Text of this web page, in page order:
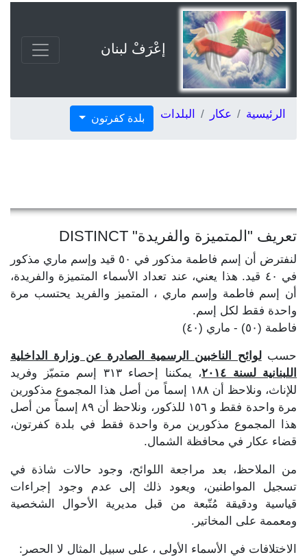
إعْرَفْ لبنان
الرئيسية عكار البلدات بلدة كفرتون
تعريف "المتميزة والفريدة" DISTINCT
لنفترض أن إسم فاطمة مذكور في ٥٠ قيد وإسم ماري مذكور
في ٤٠ قيد. هذا يعني، عند تعداد الأسماء المتميزة والفريدة،
أن إسم فاطمة وإسم ماري ، المتميز والفريد يحتسب مرة
واحدة فقط لكل إسم.
فاطمة (٥٠) - ماري (٤٠)
حسبلوائح الناخبين الرسمية الصادرة عن وزارة الداخلية
اللبنانية لسنة ٢٠١٤
، يمكننا إحصاء ٣١٣ إسم متميّز وفريد
للإناث، ونلاحظ أن ١٨٨ إسماً من أصل هذا المجموع مذكورين
مرة واحدة فقط و ١٥٦ للذكور، ونلاحظ أن ٨٩ إسماً من أصل
هذا المجموع مذكورين مرة واحدة فقط في بلدة كفرتون،
قضاء عكار في محافظة الشمال.
من الملاحظ، بعد مراجعة اللوائح، وجود حالات شاذة في
تسجيل المواطنين، ويعود ذلك إلى عدم وجود إجراءات
قياسية ودقيقة مُتّبعة من قبل مديرية الأحوال الشخصية
ومعممة على المخاتير.
الاختلافات في الأسماء الأولى ، على سبيل المثال لا الحصر: